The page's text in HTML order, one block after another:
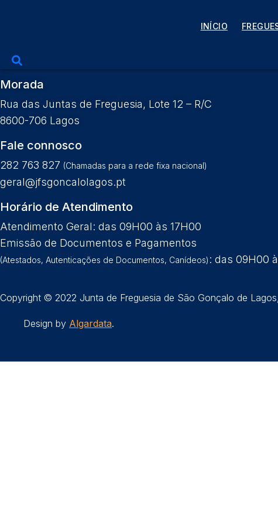
INÍCIO
GRUPO DE AMIGOS DO
Morada
Rua das Juntas de Freguesia, Lote 12 – R/C
8600-706 Lagos
Fale connosco
282 763 827 (Chamadas para a rede fixa nacional)
geral@jfsgoncalolagos.pt
Horário de Atendimento
Atendimento Geral: das 09H00 às 17H00
Emissão de Documentos e Pagamentos
(Atestados, Autenticações de Documentos, Canídeos) : das 09H00
Copyright © 2022 Junta de Freguesia de São Gonçalo de
Design by Algardata.